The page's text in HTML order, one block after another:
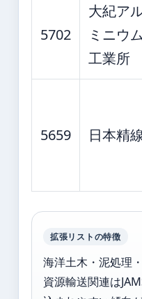
5702
大紀ア
ミニウ
工業所
5659 日本精
拡張リストの特徴
海洋土木・泥処理・
資源輸送関連は